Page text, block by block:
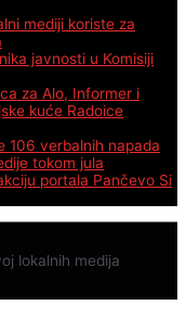
mediji koriste za
javnosti u Komisiji
za Alo, Informer i
kuće Radoice
106 verbalnih napada
tokom jula
portala Pančevo Si
lokalnih medija